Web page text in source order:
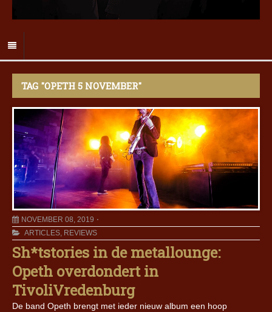
TAG "OPETH 5 NOVEMBER"
NOVEMBER 08, 2019
ARTICLES, REVIEWS
Sh*tstories in de metallounge:
Opeth overdondert in
TivoliVredenburg
De band Opeth brengt met ieder nieuw album een hoop